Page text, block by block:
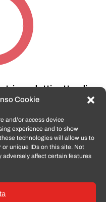
Cookie
and/or access device
experience and to show
technologies will allow us to
unique IDs on this site. Not
affect certain features
prodotti, attendi
shop n.1 in italia per
garantiti e certificati
SAMSUNG, HUAWEI,
e tanto altro